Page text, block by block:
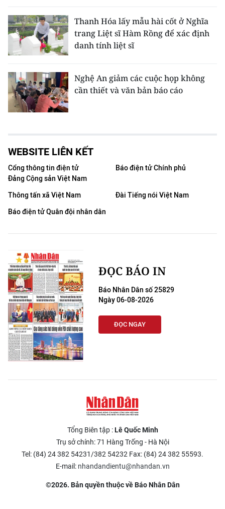
Thanh Hóa lấy mẫu hài cốt ở Nghĩa
trang Liệt sĩ Hàm Rồng để xác định
danh tính liệt sĩ
Nghệ An giảm các cuộc họp không
cần thiết và văn bản báo cáo
WEBSITE LIÊN KẾT
Cổng thông tin điện tử
Đảng Cộng sản Việt Nam
Báo điện tử Chính phủ
Thông tấn xã Việt Nam
Đài Tiếng nói Việt Nam
Báo điện tử Quân đội nhân dân
ĐỌC BÁO IN
Báo Nhân Dân số 25829
Ngày 06-08-2026
ĐỌC NGAY
Tổng Biên tập :Lê Quốc Minh
Trụ sở chính: 71 Hàng Trống - Hà Nội
Tel: (84) 24 382 54231/382 54232 Fax: (84) 24 382 55593.
E-mail: nhandandientu@nhandan.vn
©2026. Bản quyền thuộc về Báo Nhân Dân